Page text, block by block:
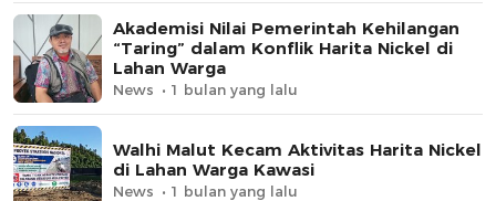
Akademisi Nilai Pemerintah Kehilangan
“Taring” dalam Konflik Harita Nickel di
Lahan Warga
News 1 bulan yang lalu
Walhi Malut Kecam Aktivitas Harita Nickel
di Lahan Warga Kawasi
News 1 bulan yang lalu